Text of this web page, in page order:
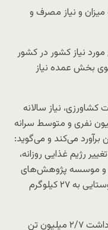
و نیاز مصرف و
نیاز کشور در کشور
بخش عمده نیاز
نیاز سالانه
را با احتساب جمعیت ۸۶ میلیون نفری و متوسط سرانه
تن برآورد می‌کند و می‌گوید:
رژیم غذایی روزانه،
و موسسه پژوهش‌های
برنامه‌ریزی، اقتصاد کشاورزی و توسعه روستایی به ۲۷ کیلوگرم
این مقام جهاد کشاورزی، با پیش‌بینی برداشت ۲/۷ میلیون تن